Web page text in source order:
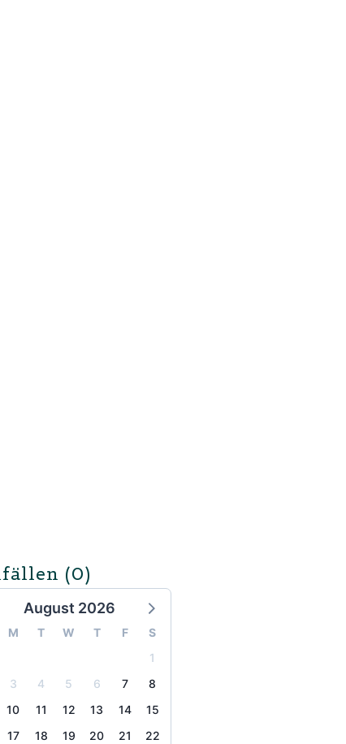
(0)
August 2026
M T W T F
S
1
3 4 5 6 7
8
10 11 12 13 14
15
17 18 19 20 21
22